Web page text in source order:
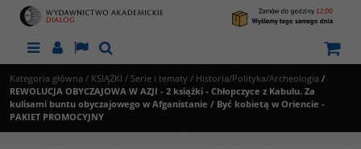
MenuPanelLangSzukaj
Kategoria główna / KSIĄŻKI / Serie i tematy / Historia/Polityka/Archeologia /
REWOLUCJA OBYCZAJOWA W AZJI - 2 książki - Chłopczyce z Kabulu. Za
kulisami buntu obyczajowego w Afganistanie / Być kobietą w Oriencie -
PAKIET PROMOCYJNY